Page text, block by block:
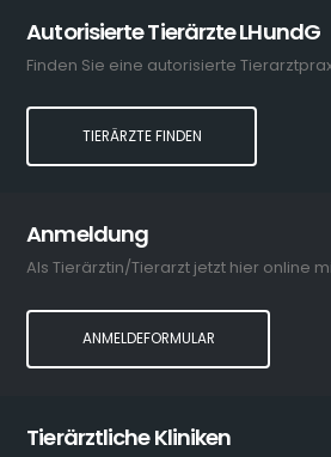
Autorisierte Tierärzte LHundG
Finden Sie eine autorisierte
TIERÄRZTE FINDEN
Anmeldung
ANMELDEFORMULAR
Tierärztliche Kliniken